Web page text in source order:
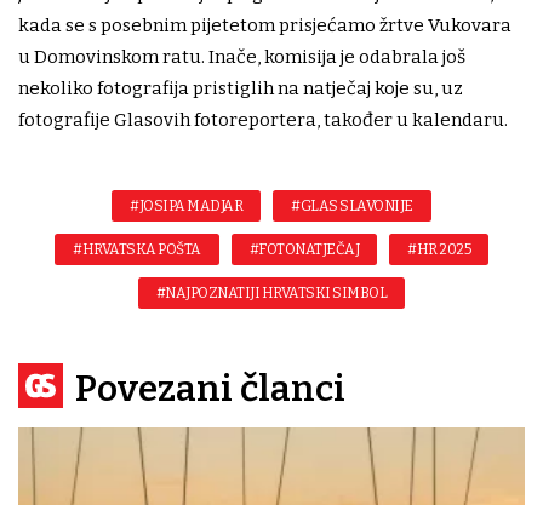
kada se s posebnim pijetetom prisjećamo žrtve Vukovara
u Domovinskom ratu. Inače, komisija je odabrala još
nekoliko fotografija pristiglih na natječaj koje su, uz
fotografije Glasovih fotoreportera, također u kalendaru.
#JOSIPA MADJAR #GLAS SLAVONIJE
#HRVATSKA POŠTA #FOTONATJEČAJ #HR 2025
#NAJPOZNATIJI HRVATSKI SIMBOL
Povezani članci